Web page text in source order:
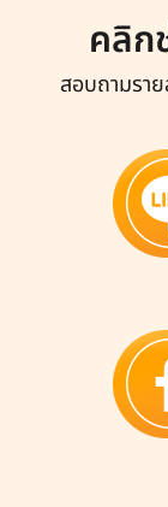
คลิก
สอบถามรา